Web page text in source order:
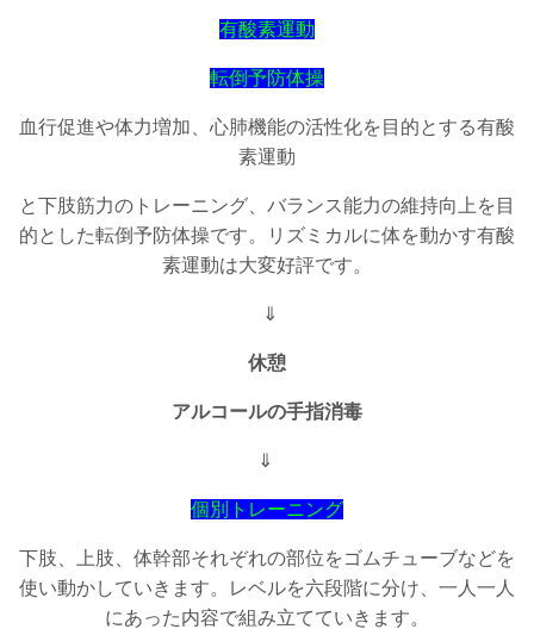
有酸素運動
転倒予防体操
血行促進や体力増加、心肺機能の活性化を目的とする有酸
素運動
と下肢筋力のトレーニング、バランス能力の維持向上を目
的とした転倒予防体操です。リズミカルに体を動かす有酸
素運動は大変好評です。
⇓
休憩
アルコールの手指消毒
⇓
個別トレーニング
下肢、上肢、体幹部それぞれの部位をゴムチューブなどを
使い動かしていきます。レベルを六段階に分け、一人一人
にあった内容で組み立てていきます。